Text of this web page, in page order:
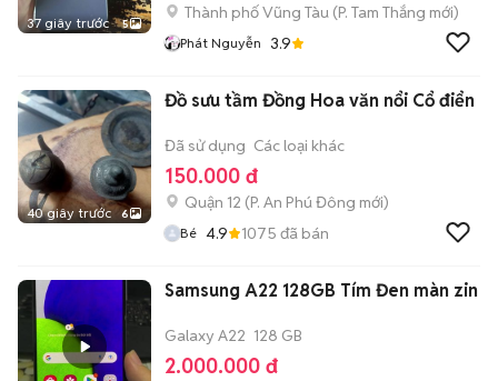
37 giây trước 5
Thành phố Vũng Tàu (P. Tam Thắng mới)
Phát Nguyễn 3.9
40 giây trước 6
Đồ sưu tầm Đồng Hoa văn nổi Cổ điển
Đã sử dụng Các loại khác
150.000 đ
Quận 12 (P. An Phú Đông mới)
Bé 4.9 1075 đã bán
Samsung A22 128GB Tím Đen màn zin
Galaxy A22 128 GB
2.000.000 đ